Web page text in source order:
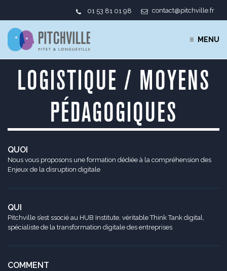
01 53 81 01 98 contact@pitchville.fr
MENU
LOGISTIQUE / MOYENS
PÉDAGOGIQUES
QUOI
Nous vous proposons une formation dédiée à la compréhension des
Enjeux de la disruption digitale
QUI
Pitchville s’est ssocié au HUB Institute, véritable Think Tank digital,
spécialiste de la transformation digitale des entreprises
COMMENT